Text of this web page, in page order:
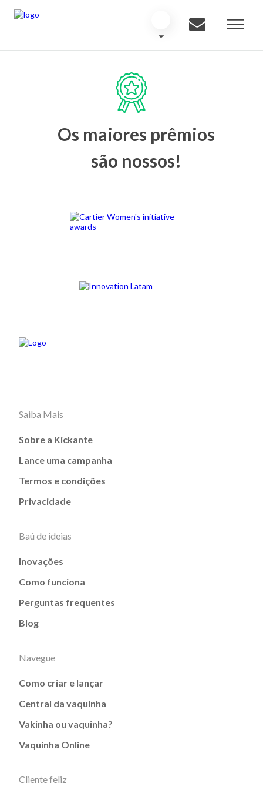
Os maiores prêmios
são nossos!
Saiba Mais
Sobre a Kickante
Lance uma campanha
Termos e condições
Privacidade
Baú de ideias
Inovações
Como funciona
Perguntas frequentes
Blog
Navegue
Como criar e lançar
Central da vaquinha
Vakinha ou vaquinha?
Vaquinha Online
Cliente feliz